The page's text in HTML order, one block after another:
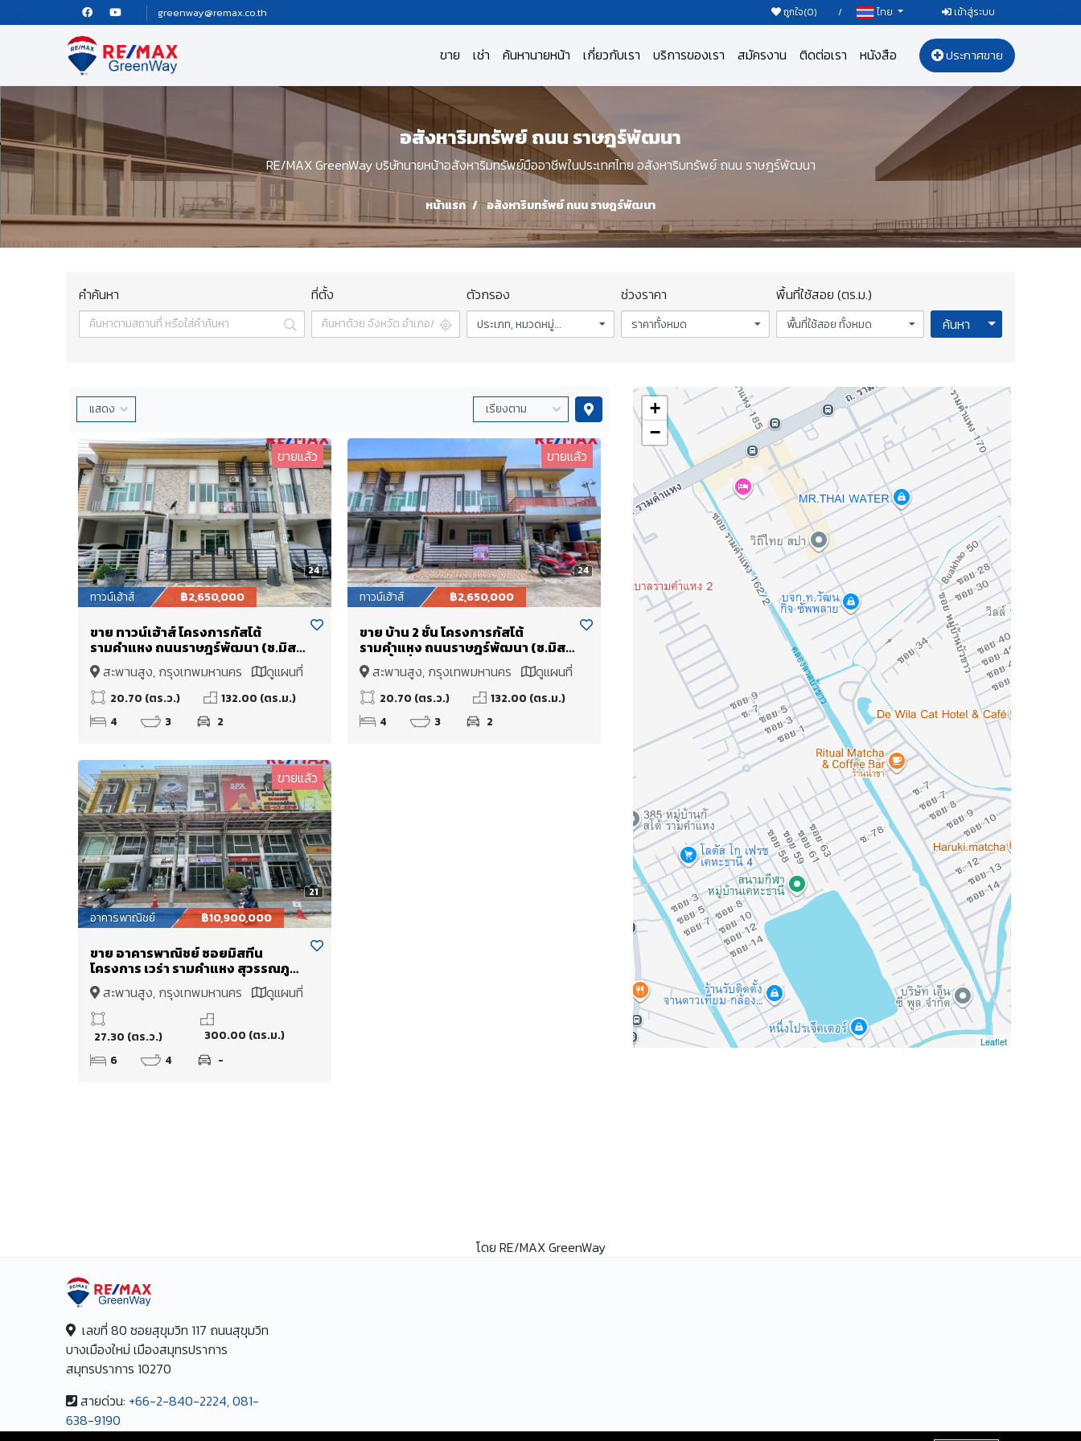
greenway@remax.co.th ถูกใจ(0) / ไทย เข้าสู่ระบบ
ขาย เช่า ค้นหานายหน้า เกี่ยวกับเรา บริการของเรา สมัครงาน ติดต่อเรา หนังสือ ประกาศขาย
อสังหาริมทรัพย์ ถนน ราษฎร์พัฒนา
RE/MAX GreenWay บริษัทนายหน้าอสังหาริมทรัพย์มืออาชีพในประเทศไทย อสังหาริมทรัพย์ ถนน ราษฎร์พัฒนา
หน้าแรก อสังหาริมทรัพย์ ถนน ราษฎร์พัฒนา
คำค้นหา ที่ตั้ง ตัวกรอง
ประเภท, หมวดหมู่...
ช่วงราคา
ราคาทั้งหมด
พื้นที่ใช้สอย (ตร.ม.)
พื้นที่ใช้สอย ทั้งหมด ค้นหา Toggle
24
ขายแล้ว
ทาวน์เฮ้าส์ ฿2,650,000
ขาย ทาวน์เฮ้าส์ โครงการกัสโต้
รามคำแหง ถนนราษฎร์พัฒนา (ซ.มิส
ทีน) ต่อเติมห้องครัว เดินทางสะดวก
ใกล้ถนนวงแหวนรอบนอกฝั่งตะวัน
ออก - ใกล้มอเตอร์เวย์ กรุงเทพ-
ชลบุรี
สะพานสูง, กรุงเทพมหานคร ดูแผนที่
20.70 (ตร.ว.)
132.00 (ตร.ม.)
4
3 2
24
ขายแล้ว
ทาวน์เฮ้าส์ ฿2,650,000
ขาย บ้าน 2 ชั้น โครงการกัสโต้
รามคำแหง ถนนราษฎร์พัฒนา (ซ.มิส
ทีน) พื้นที่ดิน 20.7 ตร.ว. เหมาะกับอยู่
อาศัย หรือรีโนเวทเพื่อลงทุนปล่อยเช่า
สะพานสูง, กรุงเทพมหานคร ดูแผนที่
20.70 (ตร.ว.)
132.00 (ตร.ม.)
4
3 2
21
ขายแล้ว
อาคารพาณิชย์ ฿10,900,000
ขาย อาคารพาณิชย์ ซอยมิสทีน
โครงการ เวร่า รามคำแหง สุวรรณภูมิ
Wayra Ramkhamhaeng
Suvarnabhumi แยกราษฎร์พัฒนา
สะพานสูง, กรุงเทพมหานคร ดูแผนที่
27.30 (ตร.ว.)
300.00 (ตร.ม.)
6
4 -
+
−
Leaflet
โดย RE/MAX GreenWay
เลขที่ 80 ซอยสุขุมวิท 117 ถนนสุขุมวิท
บางเมืองใหม่ เมืองสมุทรปราการ
สมุทรปราการ 10270
สายด่วน: +66-2-840-2224, 081-
638-9190